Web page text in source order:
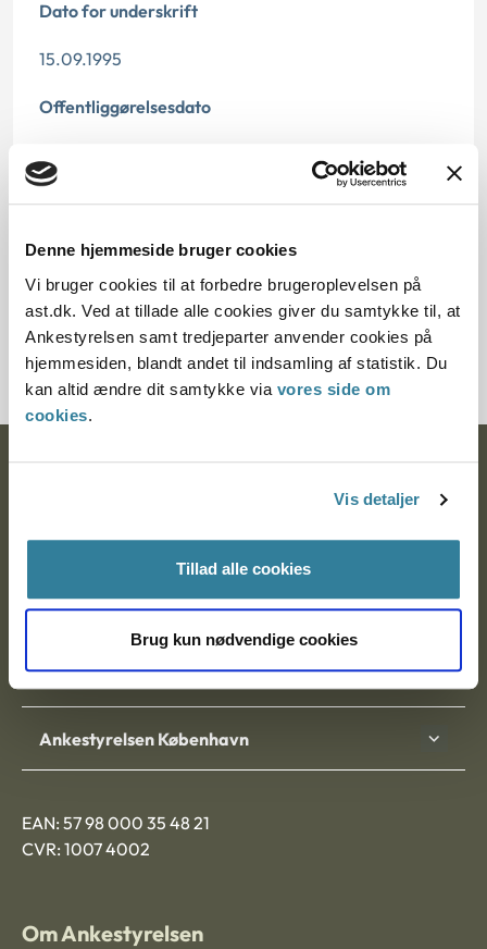
Denne hjemmeside bruger cookies
Vi bruger cookies til at forbedre brugeroplevelsen på
ast.dk. Ved at tillade alle cookies giver du samtykke til, at
Ankestyrelsen samt tredjeparter anvender cookies på
hjemmesiden, blandt andet til indsamling af statistik. Du
kan altid ændre dit samtykke via vores side om
cookies.
Vis detaljer
Tillad alle cookies
Brug kun nødvendige cookies
Dato for underskrift
15.09.1995
Offentliggørelsesdato
Paragraf
§ 15 § 46a
Journalnummer
20906-94
Ankestyrelsen Aalborg
Ankestyrelsen København
EAN: 57 98 000 35 48 21
CVR: 1007 4002
Om Ankestyrelsen